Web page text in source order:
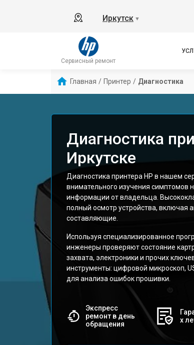
Иркутск ▼
Сервисный ремонт
Главная / Принтер / Диагностика
Диагностика
Иркутске
Диагностика принтера HP в нашем
внимательного изучения симптомов
информации от владельца.
полный осмотр устройства, включая
составляющие.
Используя специализированное
инженеры проверяют состояние
захвата, электроники и прочих
инструменты: цифровой микроскоп,
для анализа ошибок прошивки.
Экспресс
ремонт в день
обращения
х